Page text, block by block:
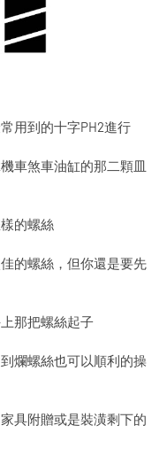
用到的十字PH2進行
車煞車油缸的那二顆皿
的螺絲
的螺絲，但你還是要先
那把螺絲起子
爛螺絲也可以順利的操
具附贈或是裝潢剩下的
Contact